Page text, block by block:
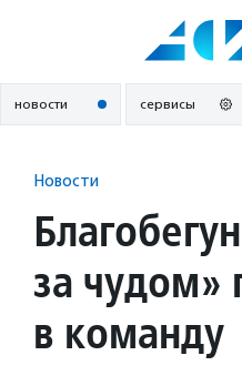
новости сервисы
Новости
за чудом»
в команду